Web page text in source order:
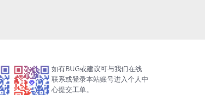
如有BUG或建议可与我们在线
联系或登录本站账号进入个人中
心提交工单。